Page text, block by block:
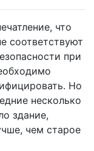
что
соответствуют
при
Но
несколько
здание,
чем старое